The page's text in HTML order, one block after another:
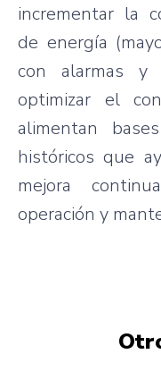
incrementar la
de energía
con alarmas y
optimizar el
alimentan
históricos que
mejora
operación y